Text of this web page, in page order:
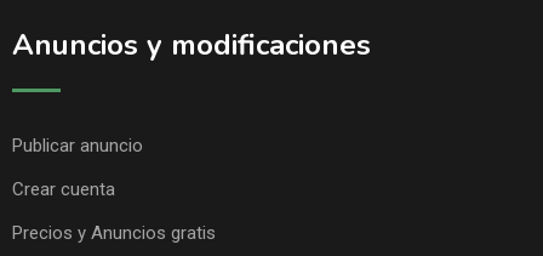
Anuncios y modificaciones
Publicar anuncio
Crear cuenta
Precios y Anuncios gratis